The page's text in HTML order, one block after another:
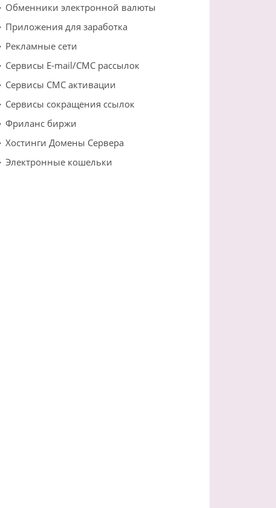
Обменники электронной валюты
Приложения для заработка
Рекламные сети
Сервисы E-mail/СМС рассылок
Сервисы СМС активации
Сервисы сокращения ссылок
Фриланс биржи
Хостинги Домены Сервера
Электронные кошельки